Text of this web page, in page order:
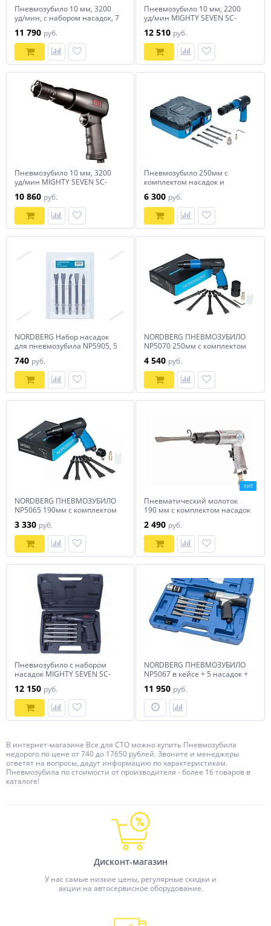
Пневмозубило 10 мм, 3200
уд/мин, с набором насадок, 7
SC-0617C
11 790 руб.
Пневмозубило 10 мм, 2200
уд/мин MIGHTY SEVEN SC-
12 510 руб.
Пневмозубило 10 мм, 3200
уд/мин MIGHTY SEVEN SC-
10 860 руб.
Пневмозубило 250мм с
комплектом насадок и
кейсе NORDBERG NP5070K
6 300 руб.
NORDBERG Набор насадок
для пневмозубила NP5905, 5
хвостовиком
740 руб.
NORDBERG ПНЕВМОЗУБИЛО
NP5070 250мм с комплектом
держателем
4 540 руб.
NORDBERG ПНЕВМОЗУБИЛО
NP5065 190мм с комплектом
3 330 руб.
ХИТ
Пневматический молоток
190 мм с комплектом насадок
2 490 руб.
Пневмозубило с набором
насадок MIGHTY SEVEN SC-
12 150 руб.
NORDBERG ПНЕВМОЗУБИЛО
NP5067 в кейсе + 5 насадок +
KIT)
11 950 руб.
В интернет-магазине Все для СТО можно купить Пневмозубила
недорого по цене от 740 до 17650 рублей. Звоните и менеджеры
ответят на вопросы, дадут информацию по характеристикам.
Пневмозубила по стоимости от производителя - более 16 товаров в
каталоге!
Дисконт-магазин
У нас самые низкие цены, регулярные скидки и
акции на автосервисное оборудование.